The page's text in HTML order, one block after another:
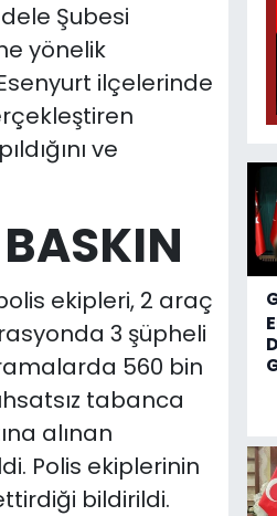
Şubesi
yönelik
ilçelerinde
ve
ekipleri, 2 araç
3 şüpheli
560 bin
tabanca
alınan
Polis ekiplerinin
bildirildi.